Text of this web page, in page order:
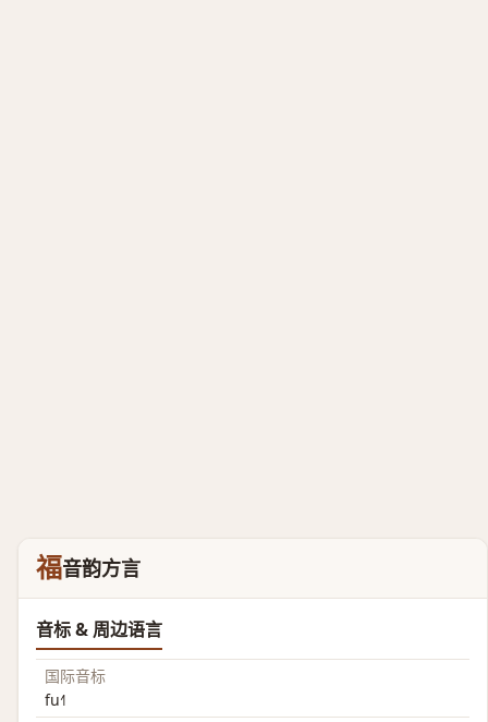
福音韵方言
音标 & 周边语言
国际音标
fu˧˥